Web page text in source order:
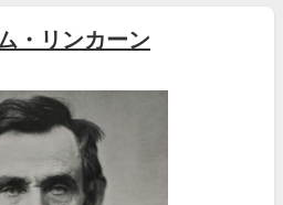
・リンカーン